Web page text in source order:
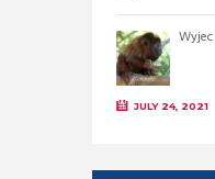
Wyjec
JULY 24, 2021